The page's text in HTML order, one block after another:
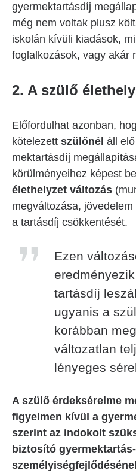
gyermektartásdíj
még nem voltak plusz
iskolán kívüli kiadások,
foglalkozások, vagy akár
2. A szülő
Előfordulhat azonban,
kötelezett szülőnél áll
mektartásdíj
körülményeihez képest
élethelyzet változás
megváltozása,
a tartásdíj csökkentését.
Ezen
tartásdíj
ugyanis a
korábban
változatlan
lényeges
A szülő érdeksérelme
figyelmen kívül a
szerint az indokolt
biztosító